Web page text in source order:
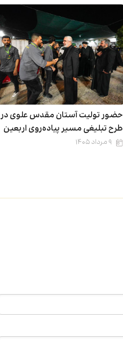
حضور تولیت آستان مقدس علوی در
طرح تبلیغی مسیر پیاده‌روی اربعین
۹ مرداد ۱۴۰۵